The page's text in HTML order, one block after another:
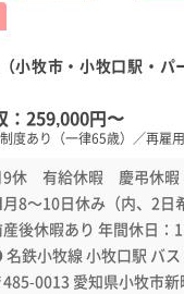
小牧市・小牧口駅・パ
： 259,000円〜
度あり（一律65歳）／再雇
9休 有給休暇 慶弔休暇
8～10日休み（内、2日
産後休暇あり 年間休日：
鉄小牧線 小牧口駅 バ
485-0013 愛知県小牧市